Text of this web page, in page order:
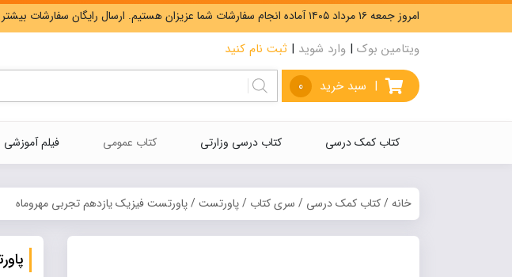
امروز جمعه ۱۶ مرداد ۱۴۰۵ آماده انجام سفارشات شما عزیزان هستیم. ارسال رایگان سفارشات بیشتر از 5،000،000 تومان.
ویتامین بوک | وارد شوید | ثبت نام کنید
| سبد خرید 0
کتاب کمک درسی کتاب درسی وزارتی کتاب عمومی فیلم آموزشی
خانه/کتاب کمک درسی / سری کتاب /پاورتست/ پاورتست فیزیک یازدهم تجربی مهروماه